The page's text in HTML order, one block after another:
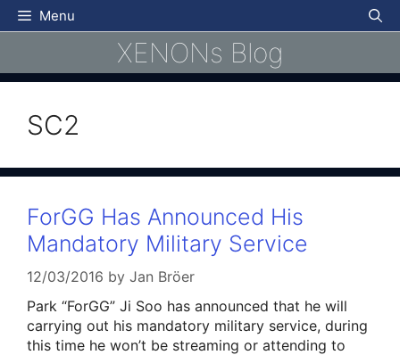
Skip
to
Menu
XENONs Blog
SC2
ForGG Has Announced His
Mandatory Military Service
12/03/2016 by Jan Bröer
Park “ForGG” Ji Soo has announced that he will
carrying out his mandatory military service, during
this time he won’t be streaming or attending to